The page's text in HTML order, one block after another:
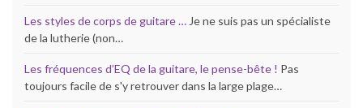
Les styles de corps de guitare … Je ne suis pas un spécialiste
de la lutherie (non…
Les fréquences d’EQ de la guitare, le pense-bête ! Pas
toujours facile de s'y retrouver dans la large plage…